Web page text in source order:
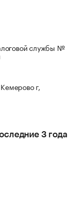
службы №
г,
3 года